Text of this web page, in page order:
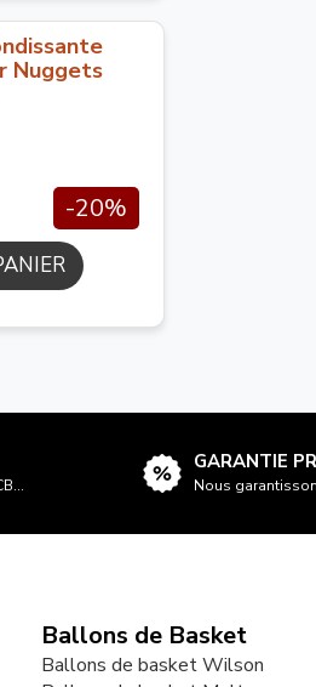
Nuggets
-20%
GARANTIE
Nous
Ballons de Basket
Ballons de basket Wilson